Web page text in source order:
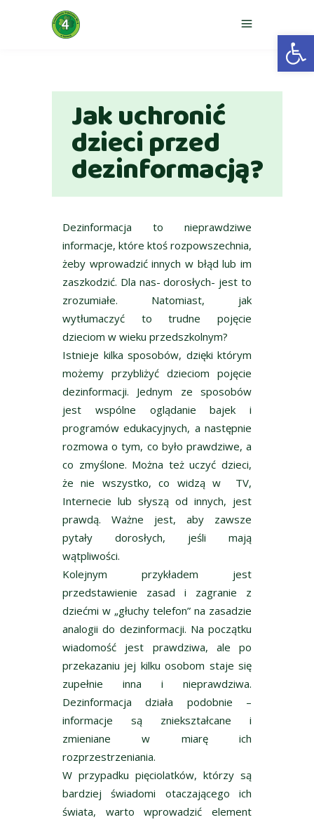
Jak uchronić
dzieci przed
dezinformacją?
Dezinformacja to nieprawdziwe
informacje, które ktoś rozpowszechnia,
żeby wprowadzić innych w błąd lub im
zaszkodzić. Dla nas- dorosłych- jest to
zrozumiałe. Natomiast, jak
wytłumaczyć to trudne pojęcie
dzieciom w wieku przedszkolnym?
Istnieje kilka sposobów, dzięki którym
możemy przybliżyć dzieciom pojęcie
dezinformacji. Jednym ze sposobów
jest wspólne oglądanie bajek i
programów edukacyjnych, a następnie
rozmowa o tym, co było prawdziwe, a
co zmyślone. Można też uczyć dzieci,
że nie wszystko, co widzą w TV,
Internecie lub słyszą od innych, jest
prawdą. Ważne jest, aby zawsze
pytały dorosłych, jeśli mają
wątpliwości.
Kolejnym przykładem jest
przedstawienie zasad i zagranie z
dziećmi w „głuchy telefon” na zasadzie
analogii do dezinformacji. Na początku
wiadomość jest prawdziwa, ale po
przekazaniu jej kilku osobom staje się
zupełnie inna i nieprawdziwa.
Dezinformacja działa podobnie –
informacje są zniekształcane i
zmieniane w miarę ich
rozprzestrzeniania.
W przypadku pięciolatków, którzy są
bardziej świadomi otaczającego ich
świata, warto wprowadzić element